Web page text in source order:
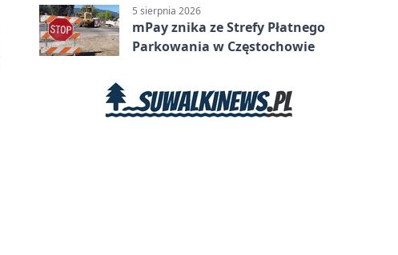
5 sierpnia 2026
mPay znika ze Strefy Płatnego
Parkowania w Częstochowie